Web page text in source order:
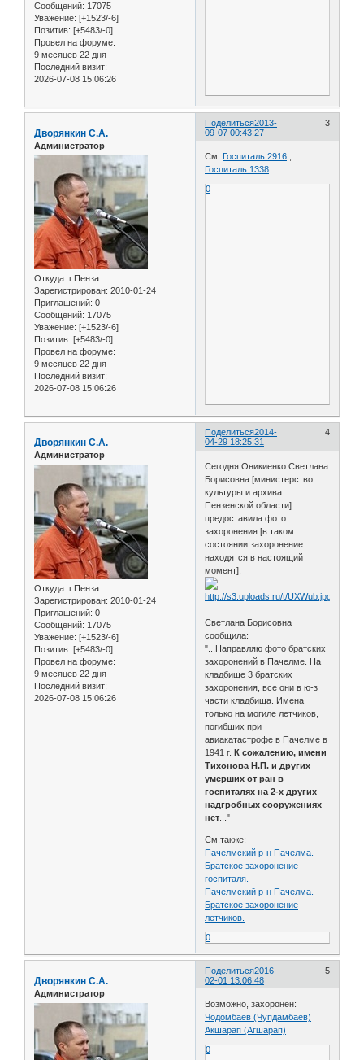
Сообщений: 17075
Уважение: [+1523/-6]
Позитив: [+5483/-0]
Провел на форуме:
9 месяцев 22 дня
Последний визит:
2026-07-08 15:06:26
Поделиться 3
2013-
09-07 00:43:27
Дворянкин С.А.
Администратор
Откуда: г.Пенза
Зарегистрирован: 2010-01-24
Приглашений: 0
Сообщений: 17075
Уважение: [+1523/-6]
Позитив: [+5483/-0]
Провел на форуме:
9 месяцев 22 дня
Последний визит:
2026-07-08 15:06:26
См. Госпиталь 2916 ,
Госпиталь 1338
0
Поделиться 4
2014-
04-29 18:25:31
Дворянкин С.А.
Администратор
Откуда: г.Пенза
Зарегистрирован: 2010-01-24
Приглашений: 0
Сообщений: 17075
Уважение: [+1523/-6]
Позитив: [+5483/-0]
Провел на форуме:
9 месяцев 22 дня
Последний визит:
2026-07-08 15:06:26
Сегодня Оникиенко Светлана
Борисовна [министерство
культуры и архива
Пензенской области]
предоставила фото
захоронения [в таком
состоянии захоронение
находятся в настоящий
момент]:
Светлана Борисовна
сообщила:
"...Направляю фото братских
захоронений в Пачелме. На
кладбище 3 братских
захоронения, все они в ю-з
части кладбища. Имена
только на могиле летчиков,
погибших при
авиакатастрофе в Пачелме в
1941 г.К сожалению, имени
Тихонова Н.П. и других
умерших от ран в
госпиталях на 2-х других
надгробных сооружениях
нет ..."
См.также:
Пачелмский р-н Пачелма.
Братское захоронение
госпиталя.
Пачелмский р-н Пачелма.
Братское захоронение
летчиков.
0
Поделиться 5
2016-
02-01 13:06:48
Дворянкин С.А.
Администратор
Возможно, захоронен:
Чодомбаев (Чупдамбаев)
Акшарап (Агшарап)
0